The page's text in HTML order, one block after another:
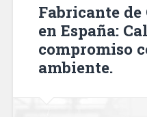
Fabricante de
en España:
compromiso
ambiente.